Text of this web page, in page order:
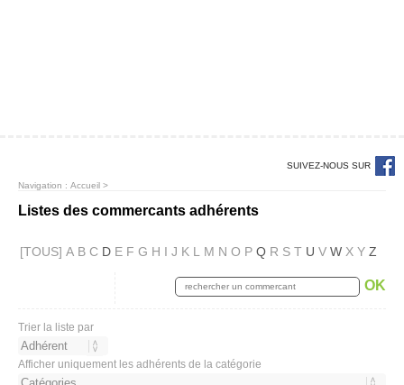
SUIVEZ-NOUS SUR
Navigation : Accueil >
Listes des commercants adhérents
[TOUS] A B C D E F G H I J K L M N O P Q R S T U V W X Y Z
OK
Trier la liste par
Afficher uniquement les adhérents de la catégorie